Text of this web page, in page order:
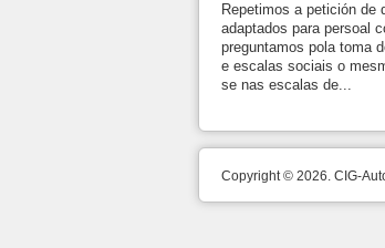
Repetimos a petición de
adaptados para persoal
preguntamos pola toma
e escalas sociais o
se nas escalas de...
Copyright © 2026. CIG-